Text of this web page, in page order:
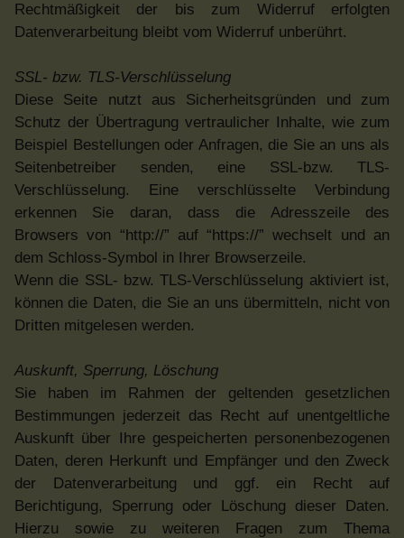
Rechtmäßigkeit der bis zum Widerruf erfolgten
Datenverarbeitung bleibt vom Widerruf unberührt.
SSL- bzw. TLS-Verschlüsselung
Diese Seite nutzt aus Sicherheitsgründen und zum
Schutz der Übertragung vertraulicher Inhalte, wie zum
Beispiel Bestellungen oder Anfragen, die Sie an uns als
Seitenbetreiber senden, eine SSL-bzw. TLS-
Verschlüsselung. Eine verschlüsselte Verbindung
erkennen Sie daran, dass die Adresszeile des
Browsers von “http://” auf “https://” wechselt und an
dem Schloss-Symbol in Ihrer Browserzeile.
Wenn die SSL- bzw. TLS-Verschlüsselung aktiviert ist,
können die Daten, die Sie an uns übermitteln, nicht von
Dritten mitgelesen werden.
Auskunft, Sperrung, Löschung
Sie haben im Rahmen der geltenden gesetzlichen
Bestimmungen jederzeit das Recht auf unentgeltliche
Auskunft über Ihre gespeicherten personenbezogenen
Daten, deren Herkunft und Empfänger und den Zweck
der Datenverarbeitung und ggf. ein Recht auf
Berichtigung, Sperrung oder Löschung dieser Daten.
Hierzu sowie zu weiteren Fragen zum Thema